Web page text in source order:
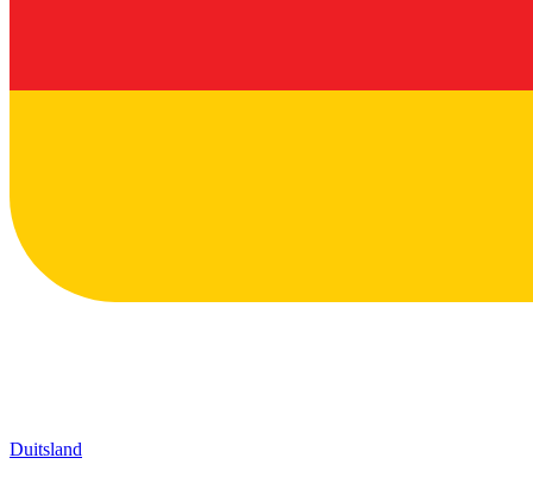
Duitsland